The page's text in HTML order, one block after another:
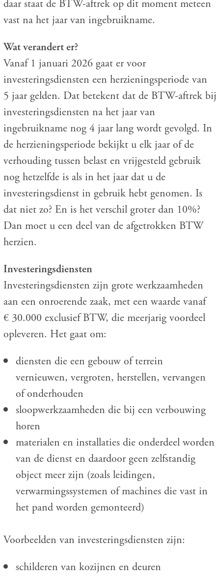
daar staat de BTW-aftrek op dit moment meteen
vast na het jaar van ingebruikname.
Wat verandert er?
Vanaf 1 januari 2026 gaat er voor
investeringsdiensten een herzieningsperiode van
5 jaar gelden. Dat betekent dat de BTW-aftrek bij
investeringsdiensten na het jaar van
ingebruikname nog 4 jaar lang wordt gevolgd. In
de herzieningsperiode bekijkt u elk jaar of de
verhouding tussen belast en vrijgesteld gebruik
nog hetzelfde is als in het jaar dat u de
investeringsdienst in gebruik hebt genomen. Is
dat niet zo? En is het verschil groter dan 10%?
Dan moet u een deel van de afgetrokken BTW
herzien.
Investeringsdiensten
Investeringsdiensten zijn grote werkzaamheden
aan een onroerende zaak, met een waarde vanaf
€ 30.000 exclusief BTW, die meerjarig voordeel
opleveren. Het gaat om:
diensten die een gebouw of terrein
vernieuwen, vergroten, herstellen, vervangen
of onderhouden
sloopwerkzaamheden die bij een verbouwing
horen
materialen en installaties die onderdeel worden
van de dienst en daardoor geen zelfstandig
object meer zijn (zoals leidingen,
verwarmingssystemen of machines die vast in
het pand worden gemonteerd)
Voorbeelden van investeringsdiensten zijn:
schilderen van kozijnen en deuren